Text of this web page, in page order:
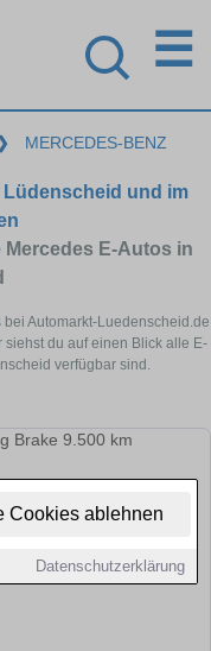
Cookies ablehnen
Datenschutzerklärung
☰
MERCEDES-BENZ
und im
E-Autos in
Automarkt-Luedenscheid.de
du auf einen Blick alle E-
verfügbar sind.